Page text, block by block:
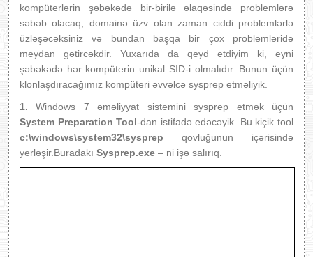
kompüterlərin şəbəkədə bir-birilə əlaqəsində problemlərə
səbəb olacaq, domainə üzv olan zaman ciddi problemlərlə
üzləşəcəksiniz və bundan başqa bir çox problemləridə
meydan gətircəkdir. Yuxarıda da qeyd etdiyim ki, eyni
şəbəkədə hər kompüterin unikal SID-i olmalıdır. Bunun üçün
klonlaşdıracağımız kompüteri əvvəlcə sysprep etməliyik.
1. Windows 7 əməliyyat sistemini sysprep etmək üçün
System Preparation Tool-dan istifadə edəcəyik. Bu kiçik tool
c:\windows\system32\sysprep qovluğunun içərisində
yerləşir.Buradakı Sysprep.exe – ni işə salırıq.